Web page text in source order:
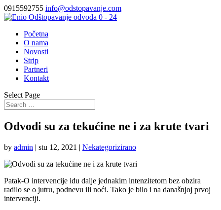
0915592755 info@odstopavanje.com
Početna
O nama
Novosti
Strip
Partneri
Kontakt
Select Page
Odvodi su za tekućine ne i za krute tvari
by admin | stu 12, 2021 | Nekategorizirano
Patak-O intervencije idu dalje jednakim intenzitetom bez obzira
radilo se o jutru, podnevu ili noći. Tako je bilo i na današnjoj prvoj
intervenciji.